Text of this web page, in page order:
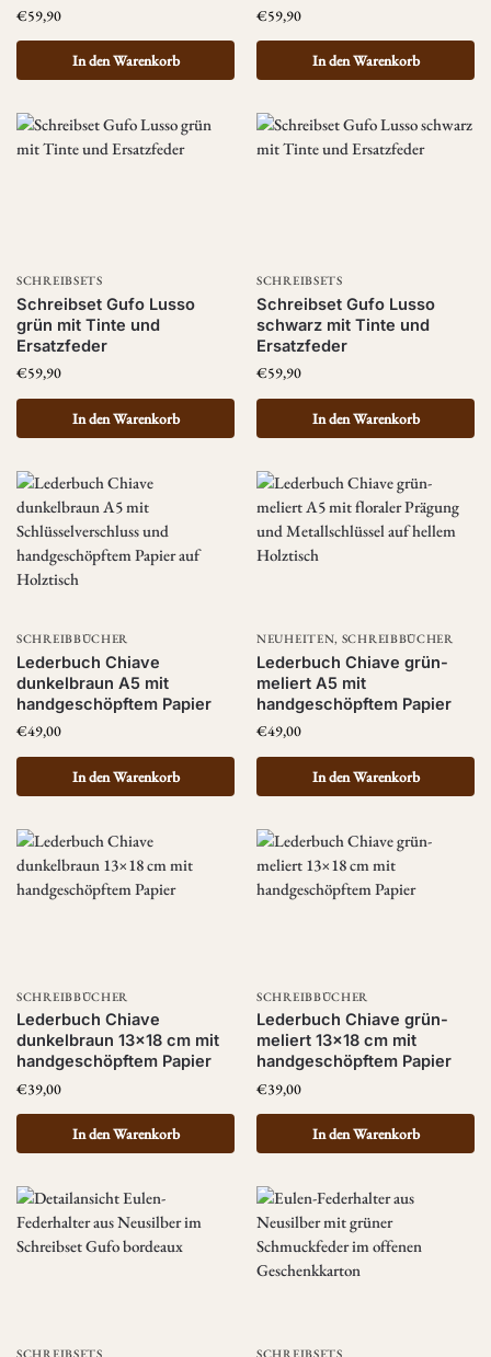
€59,90
In den Warenkorb
€59,90
In den Warenkorb
SCHREIBSETS
Schreibset Gufo Lusso
grün mit Tinte und
Ersatzfeder
€59,90
In den Warenkorb
SCHREIBSETS
Schreibset Gufo Lusso
schwarz mit Tinte und
Ersatzfeder
€59,90
In den Warenkorb
SCHREIBBÜCHER
Lederbuch Chiave
dunkelbraun A5 mit
handgeschöpftem Papier
€49,00
In den Warenkorb
NEUHEITEN, SCHREIBBÜCHER
Lederbuch Chiave grün-
meliert A5 mit
handgeschöpftem Papier
€49,00
In den Warenkorb
SCHREIBBÜCHER
Lederbuch Chiave
dunkelbraun 13×18 cm mit
handgeschöpftem Papier
€39,00
In den Warenkorb
SCHREIBBÜCHER
Lederbuch Chiave grün-
meliert 13×18 cm mit
handgeschöpftem Papier
€39,00
In den Warenkorb